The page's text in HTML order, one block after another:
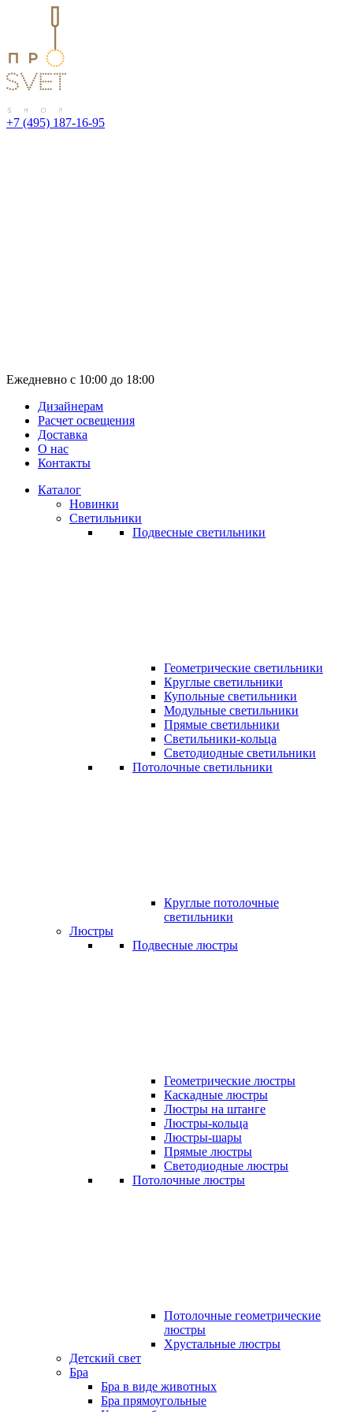
+7 (495) 187-16-95
Ежедневно с 10:00 до 18:00
Дизайнерам
Расчет освещения
Доставка
О нас
Контакты
Каталог
Новинки
Светильники
Подвесные светильники
Геометрические светильники
Круглые светильники
Купольные светильники
Модульные светильники
Прямые светильники
Светильники-кольца
Светодиодные светильники
Потолочные светильники
Круглые потолочные
светильники
Люстры
Подвесные люстры
Геометрические люстры
Каскадные люстры
Люстры на штанге
Люстры-кольца
Люстры-шары
Прямые люстры
Светодиодные люстры
Потолочные люстры
Потолочные геометрические
люстры
Хрустальные люстры
Детский свет
Бра
Бра в виде животных
Бра прямоугольные